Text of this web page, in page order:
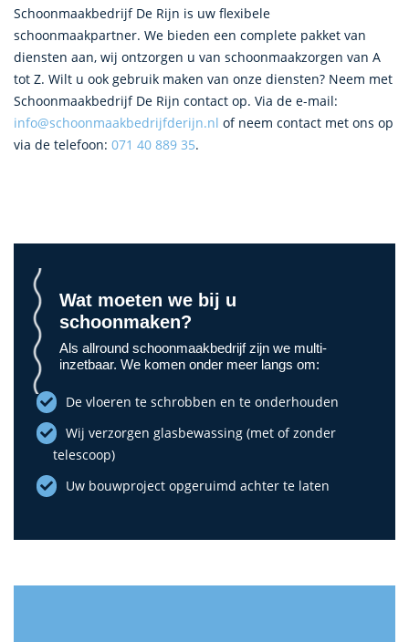
Schoonmaakbedrijf De Rijn is uw flexibele
schoonmaakpartner. We bieden een complete pakket van
diensten aan, wij ontzorgen u van schoonmaakzorgen van A
tot Z. Wilt u ook gebruik maken van onze diensten? Neem met
Schoonmaakbedrijf De Rijn contact op. Via de e-mail:
info@schoonmaakbedrijfderijn.nl of neem contact met ons op
via de telefoon: 071 40 889 35.
Wat moeten we bij u
schoonmaken?
Als allround schoonmaakbedrijf zijn we multi-
inzetbaar. We komen onder meer langs om:
De vloeren te schrobben en te onderhouden
Wij verzorgen glasbewassing (met of zonder
telescoop)
Uw bouwproject opgeruimd achter te laten